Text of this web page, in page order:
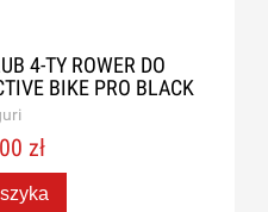
4-TY ROWER DO
BIKE PRO BLACK
zł